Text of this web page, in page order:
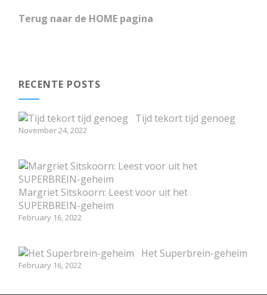
Terug naar de HOME pagina
RECENTE POSTS
Tijd tekort tijd genoeg
November 24, 2022
Margriet Sitskoorn: Leest voor uit het
SUPERBREIN-geheim
February 16, 2022
Het Superbrein-geheim
February 16, 2022